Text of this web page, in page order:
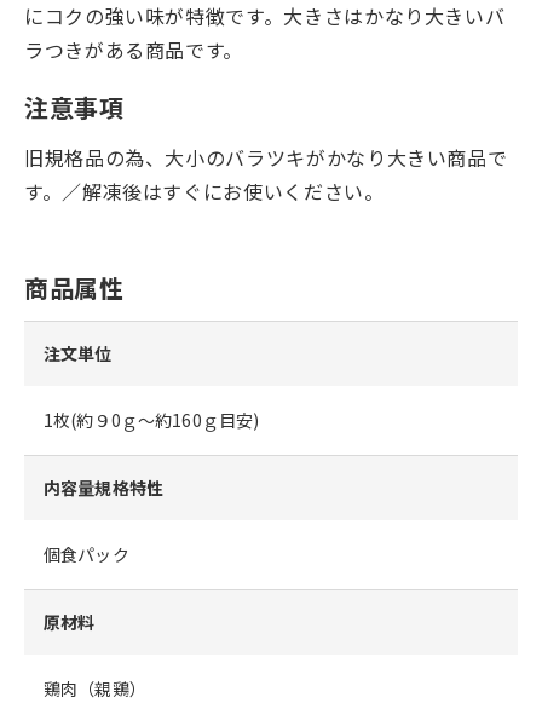
にコクの強い味が特徴です。大きさはかなり大きいバ
ラつきがある商品です。
注意事項
旧規格品の為、大小のバラツキがかなり大きい商品で
す。／解凍後はすぐにお使いください。
商品属性
注文単位
1枚(約９0ｇ～約160ｇ目安)
内容量規格特性
個食パック
原材料
鶏肉（親鶏）